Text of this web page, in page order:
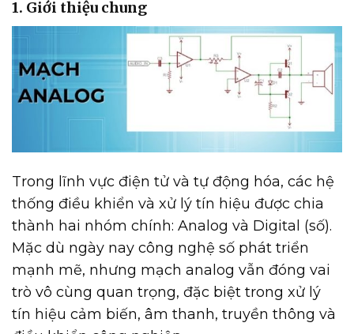
1. Giới thiệu chung
Trong lĩnh vực điện tử và tự động hóa, các hệ
thống điều khiển và xử lý tín hiệu được chia
thành hai nhóm chính: Analog và Digital (số).
Mặc dù ngày nay công nghệ số phát triển
mạnh mẽ, nhưng mạch analog vẫn đóng vai
trò vô cùng quan trọng, đặc biệt trong xử lý
tín hiệu cảm biến, âm thanh, truyền thông và